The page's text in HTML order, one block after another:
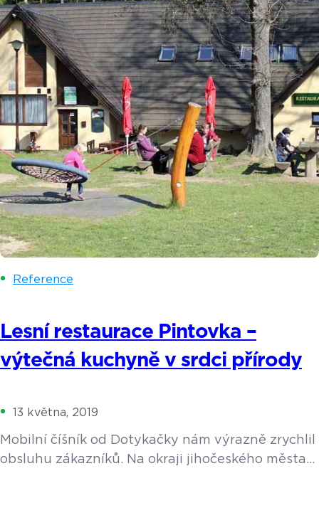
Reference
Lesní restaurace Pintovka –
výtečná kuchyně v srdci přírody
13 května, 2019
Mobilní číšník od Dotykačky nám výrazně zrychlil
obsluhu zákazníků. Na okraji jihočeského města